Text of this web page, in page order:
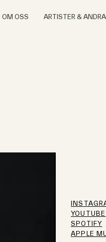
OM OSS ARTISTER &
YOUTUBE
SPOTIFY
APPLE